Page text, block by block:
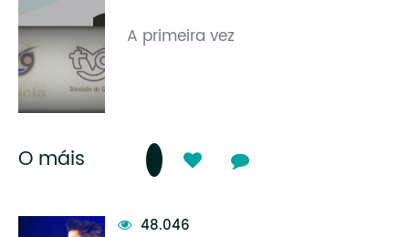
A primeira vez
O máis
48.046